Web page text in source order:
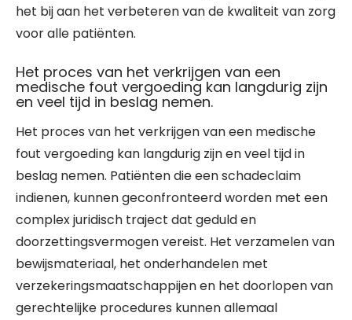
het bij aan het verbeteren van de kwaliteit van zorg
voor alle patiënten.
Het proces van het verkrijgen van een
medische fout vergoeding kan langdurig zijn
en veel tijd in beslag nemen.
Het proces van het verkrijgen van een medische
fout vergoeding kan langdurig zijn en veel tijd in
beslag nemen. Patiënten die een schadeclaim
indienen, kunnen geconfronteerd worden met een
complex juridisch traject dat geduld en
doorzettingsvermogen vereist. Het verzamelen van
bewijsmateriaal, het onderhandelen met
verzekeringsmaatschappijen en het doorlopen van
gerechtelijke procedures kunnen allemaal